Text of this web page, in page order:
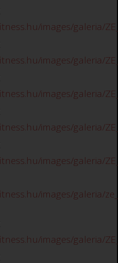
images/galeria/
images/galeria/
images/galeria/
images/galeria/
images/galeria/
images/galeria/ze_
images/galeria/